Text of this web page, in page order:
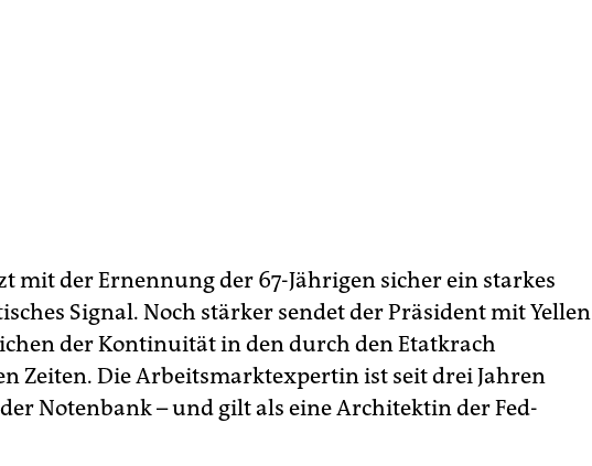
mit der Ernennung der 67-Jährigen sicher ein starkes
Signal. Noch stärker sendet der Präsident mit Yellen
der Kontinuität in den durch den Etatkrach
Zeiten. Die Arbeitsmarktexpertin ist seit drei Jahren
Notenbank – und gilt als eine Architektin der Fed-